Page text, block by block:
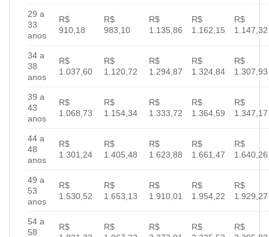
29 a
33
anos
R$
910,18
R$
983,10
R$
1.135,86
R$
1.162,15
R$
1.147,32
34 a
38
anos
R$
1.037,60
R$
1.120,72
R$
1.294,87
R$
1.324,84
R$
1.307,93
39 a
43
anos
R$
1.068,73
R$
1.154,34
R$
1.333,72
R$
1.364,59
R$
1.347,17
44 a
48
anos
R$
1.301,24
R$
1.405,48
R$
1.623,88
R$
1.661,47
R$
1.640,26
49 a
53
anos
R$
1.530,52
R$
1.653,13
R$
1.910,01
R$
1.954,22
R$
1.929,27
54 a
58
R$
R$
R$
R$
R$